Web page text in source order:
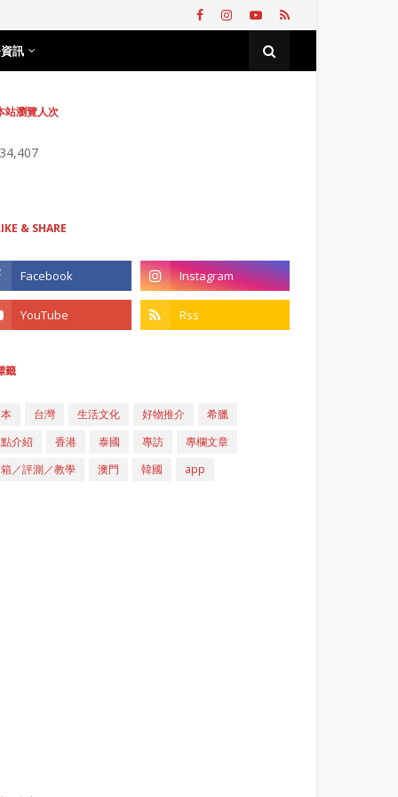
訊
站瀏覽人次
& SHARE
籤
台灣 生活文化 好物推介
希臘
介紹
香港 泰國 專訪
專欄文章
／評測／教學
澳門 韓國 app